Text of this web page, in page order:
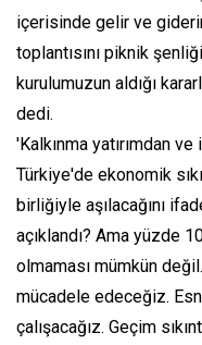
içerisinde gelir ve
toplantısını piknik
kurulumuzun aldığı
dedi.
'Kalkınma yatırımdan
Türkiye'de ekonomik
birliğiyle aşılacağını
açıklandı? Ama yüzde
olmaması mümkün
mücadele edeceğiz.
çalışacağız. Geçim